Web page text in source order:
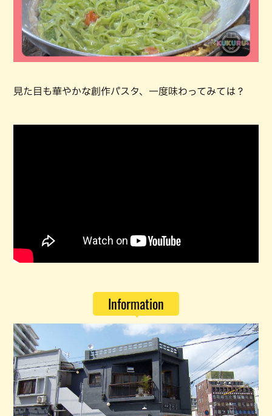
見た目も華やかな創作パスタ、一度味わってみては？
Information